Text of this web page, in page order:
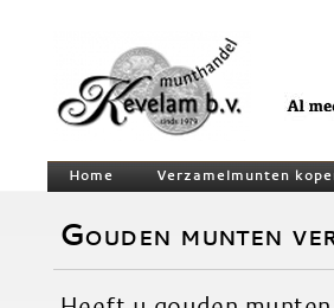
Home Verzamelmunten
Gouden munten